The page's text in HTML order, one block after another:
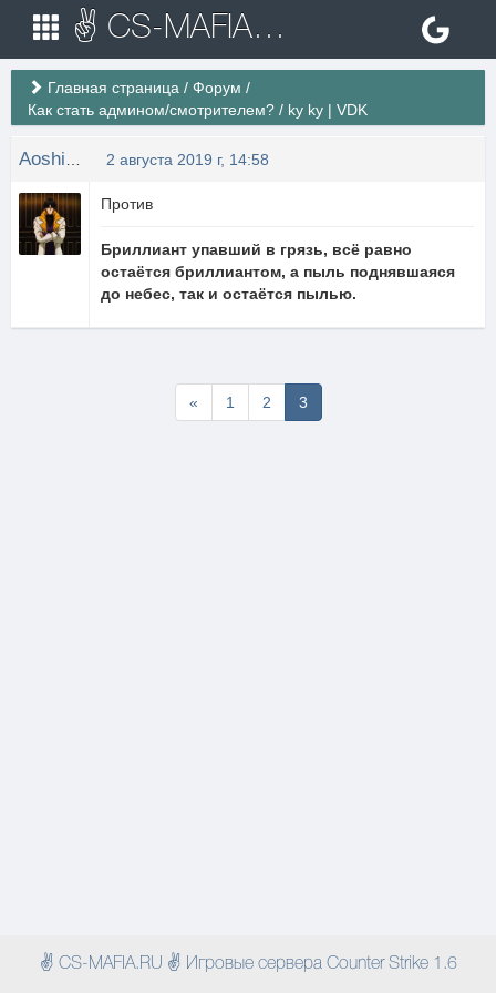
✌ CS-MAFIA.RU ✌ Игровые сервера Counter Strike 1.6
Главная страница / Форум /
Как стать админом/смотрителем? / ky ky | VDK
2 августа 2019 г, 14:58
Против
Бриллиант упавший в грязь, всё равно
остаётся бриллиантом, а пыль поднявшаяся
до небес, так и остаётся пылью.
«Первая
1 2 3
✌ CS-MAFIA.RU ✌ Игровые сервера Counter Strike 1.6